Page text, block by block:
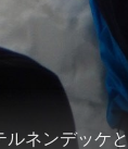
ネンデッケ